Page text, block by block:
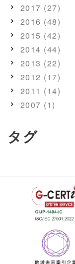
2017 (27)
2016 (48)
2015 (42)
2014 (44)
2013 (22)
2012 (17)
2011 (14)
2007 (1)
タグ